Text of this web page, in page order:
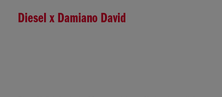
Diesel x Damiano David